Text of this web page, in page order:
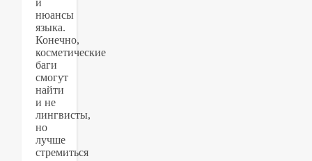
нюансы
языка.
Конечно,
косметические
баги
смогут
найти
и не
лингвисты,
но
лучше
стремиться